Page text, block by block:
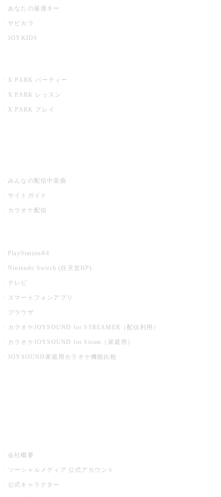
あなたの最適キー
サビカラ
JOYKIDS
X PARK パーティー
X PARK レッスン
X PARK プレイ
みんなの配信中楽曲
サイトガイド
カラオケ配信
PlayStation®4
Nintendo Switch (任天堂HP)
テレビ
スマートフォンアプリ
ブラウザ
カラオケJOYSOUND for STREAMER（配信利用）
カラオケJOYSOUND for Steam（家庭用）
JOYSOUND家庭用カラオケ機能比較
会社概要
ソーシャルメディア 公式アカウント
公式キャラクター